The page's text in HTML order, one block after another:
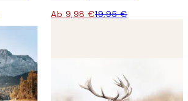
Ab 9,98 €19,95 €